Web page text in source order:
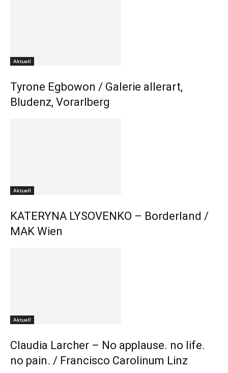
Aktuell
Tyrone Egbowon / Galerie allerart,
Bludenz, Vorarlberg
Aktuell
KATERYNA LYSOVENKO – Borderland /
MAK Wien
Aktuell
Claudia Larcher – No applause. no life.
no pain. / Francisco Carolinum Linz